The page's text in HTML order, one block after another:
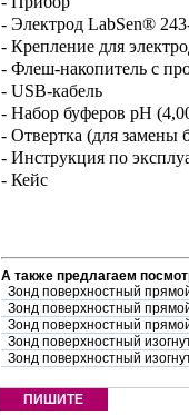
- Электрод LabSen®
- Крепление для
- Флеш-накопитель с
- USB-кабель
- Набор буферов pH
- Отвертка (для замены
- Инструкция по
- Кейс
А также предлагаем
Зонд поверхностный
Зонд поверхностный
Зонд поверхностный
Зонд поверхностный
Зонд поверхностный
ПИШИТЕ